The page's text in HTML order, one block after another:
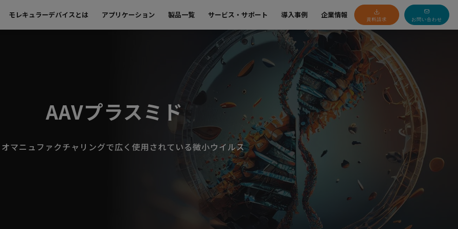
モレキュラーデバイスとは アプリケーション 製品一覧 サービス・サポート 導入事例 企業情報 資料請求 お問い合わせ
AAVプラスミド
マニュファクチャリングで広く使用されている微小ウイルス